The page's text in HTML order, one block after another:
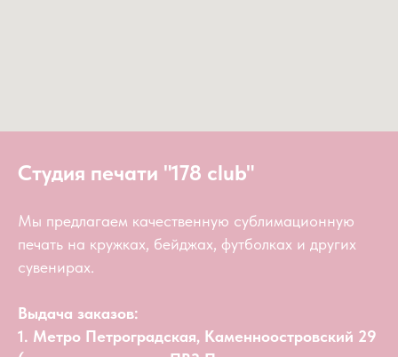
Студия печати "178 club"
Мы предлагаем качественную сублимационную
печать на кружках, бейджах, футболках и других
сувенирах.
Выдача заказов:
1. Метро Петроградская, Каменноостровский 29